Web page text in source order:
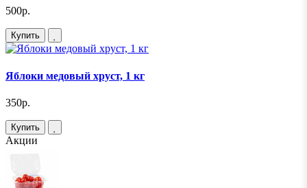
500р.
Купить
Яблоки медовый хруст, 1 кг
350р.
Купить
Акции